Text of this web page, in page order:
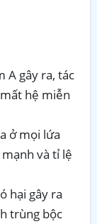
A gây ra, tác
hệ miễn
ở mọi lứa
và tỉ lệ
hại gây ra
trùng bộc